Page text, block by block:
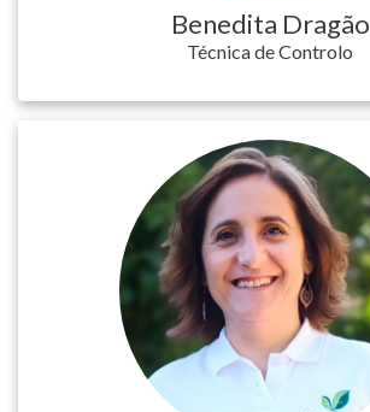
Benedita Dragão
Técnica de Controlo